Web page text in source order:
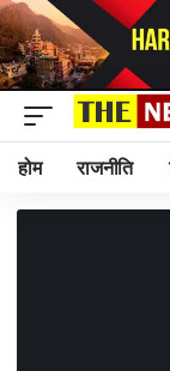
होम राजनीति